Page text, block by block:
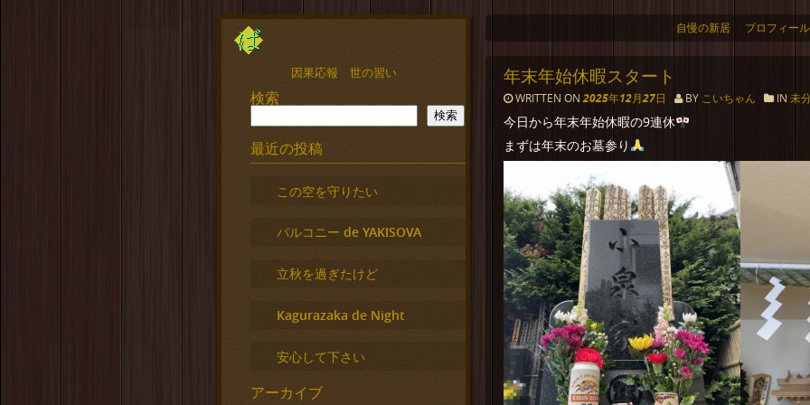
自慢の新居 プロフィール
年末年始休暇スタート
WRITTEN ON2025年12月27日 BY こいちゃん IN未
今日から年末年始休暇の9連休
まずは年末のお墓参り
因果応報 世の習い
検索
検索
最近の投稿
この空を守りたい
バルコニー de YAKISOVA
立秋を過ぎたけど
Kagurazaka de Night
安心して下さい
アーカイブ